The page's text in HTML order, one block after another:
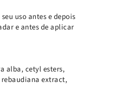
uso antes e depois
e antes de aplicar
alba, cetyl esters,
extract,